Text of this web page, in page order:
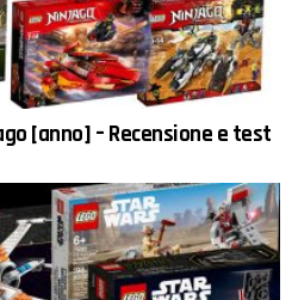
[anno] – Recensione e test